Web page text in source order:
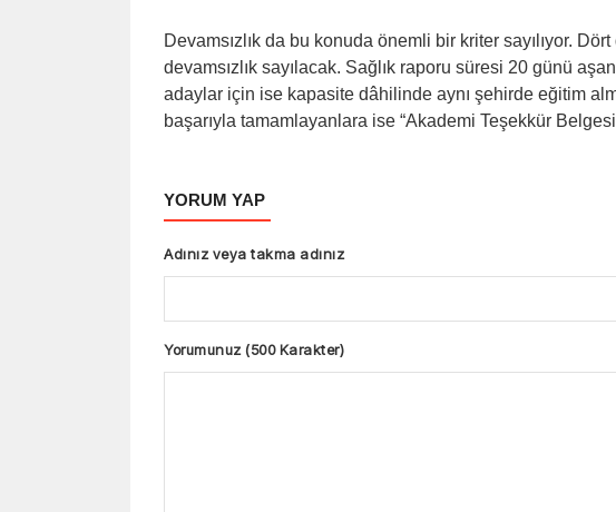
Devamsızlık da bu konuda önemli bir kriter sayılıyor.
devamsızlık sayılacak. Sağlık raporu süresi 20 günü
adaylar için ise kapasite dâhilinde aynı şehirde eğitim
başarıyla tamamlayanlara ise “Akademi Teşekkür
YORUM YAP
Adınız veya takma adınız
Yorumunuz (500 Karakter)